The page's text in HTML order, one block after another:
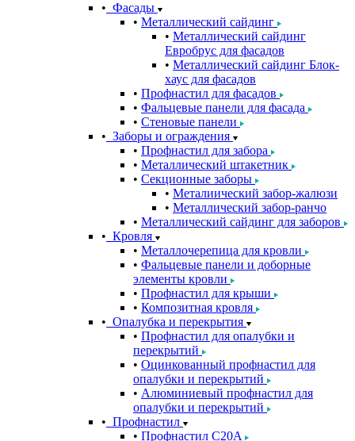
Фасады
Металлический сайдинг
Металлический сайдинг
Евробрус для фасадов
Металлический сайдинг Блок-
хаус для фасадов
Профнастил для фасадов
Фальцевые панели для фасада
Стеновые панели
Заборы и ограждения
Профнастил для забора
Металлический штакетник
Секционные заборы
Металиический забор-жалюзи
Металлический забор-ранчо
Металлический сайдинг для заборов
Кровля
Металлочерепица для кровли
Фальцевые панели и доборные
элементы кровли
Профнастил для крыши
Композитная кровля
Опалубка и перекрытия
Профнастил для опалубки и
перекрытий
Оцинкованный профнастил для
опалубки и перекрытий
Алюминиевый профнастил для
опалубки и перекрытий
Профнастил
Профнастил С20A